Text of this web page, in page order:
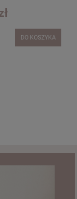
DO KOSZYKA